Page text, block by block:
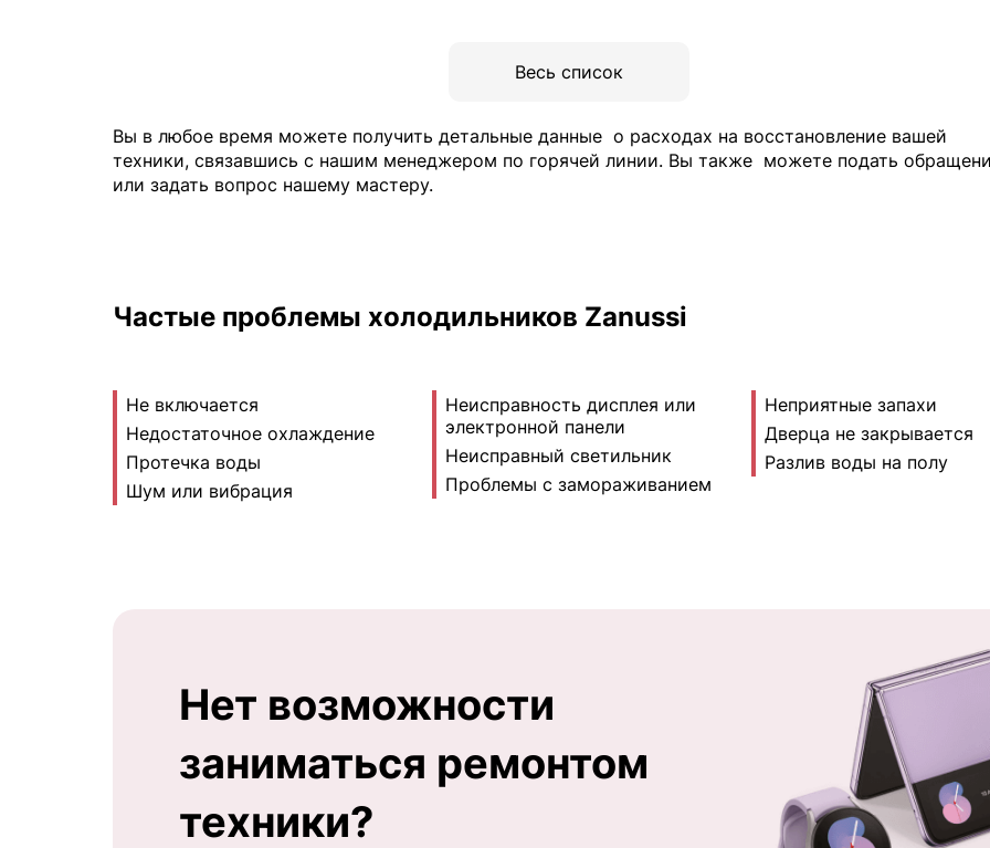
Весь список
Вы в любое время можете получить детальные данные о расходах на восстановление вашей
техники, связавшись с нашим менеджером по горячей линии. Вы также можете подать
или задать вопрос нашему мастеру.
Частые проблемы холодильников Zanussi
Не включается
Недостаточное охлаждение
Протечка воды
Шум или вибрация
Неисправность дисплея или
электронной панели
Неисправный светильник
Проблемы с замораживанием
Неприятные запахи
Дверца не закрывается
Разлив воды на полу
Нет возможности
заниматься ремонтом
техники?